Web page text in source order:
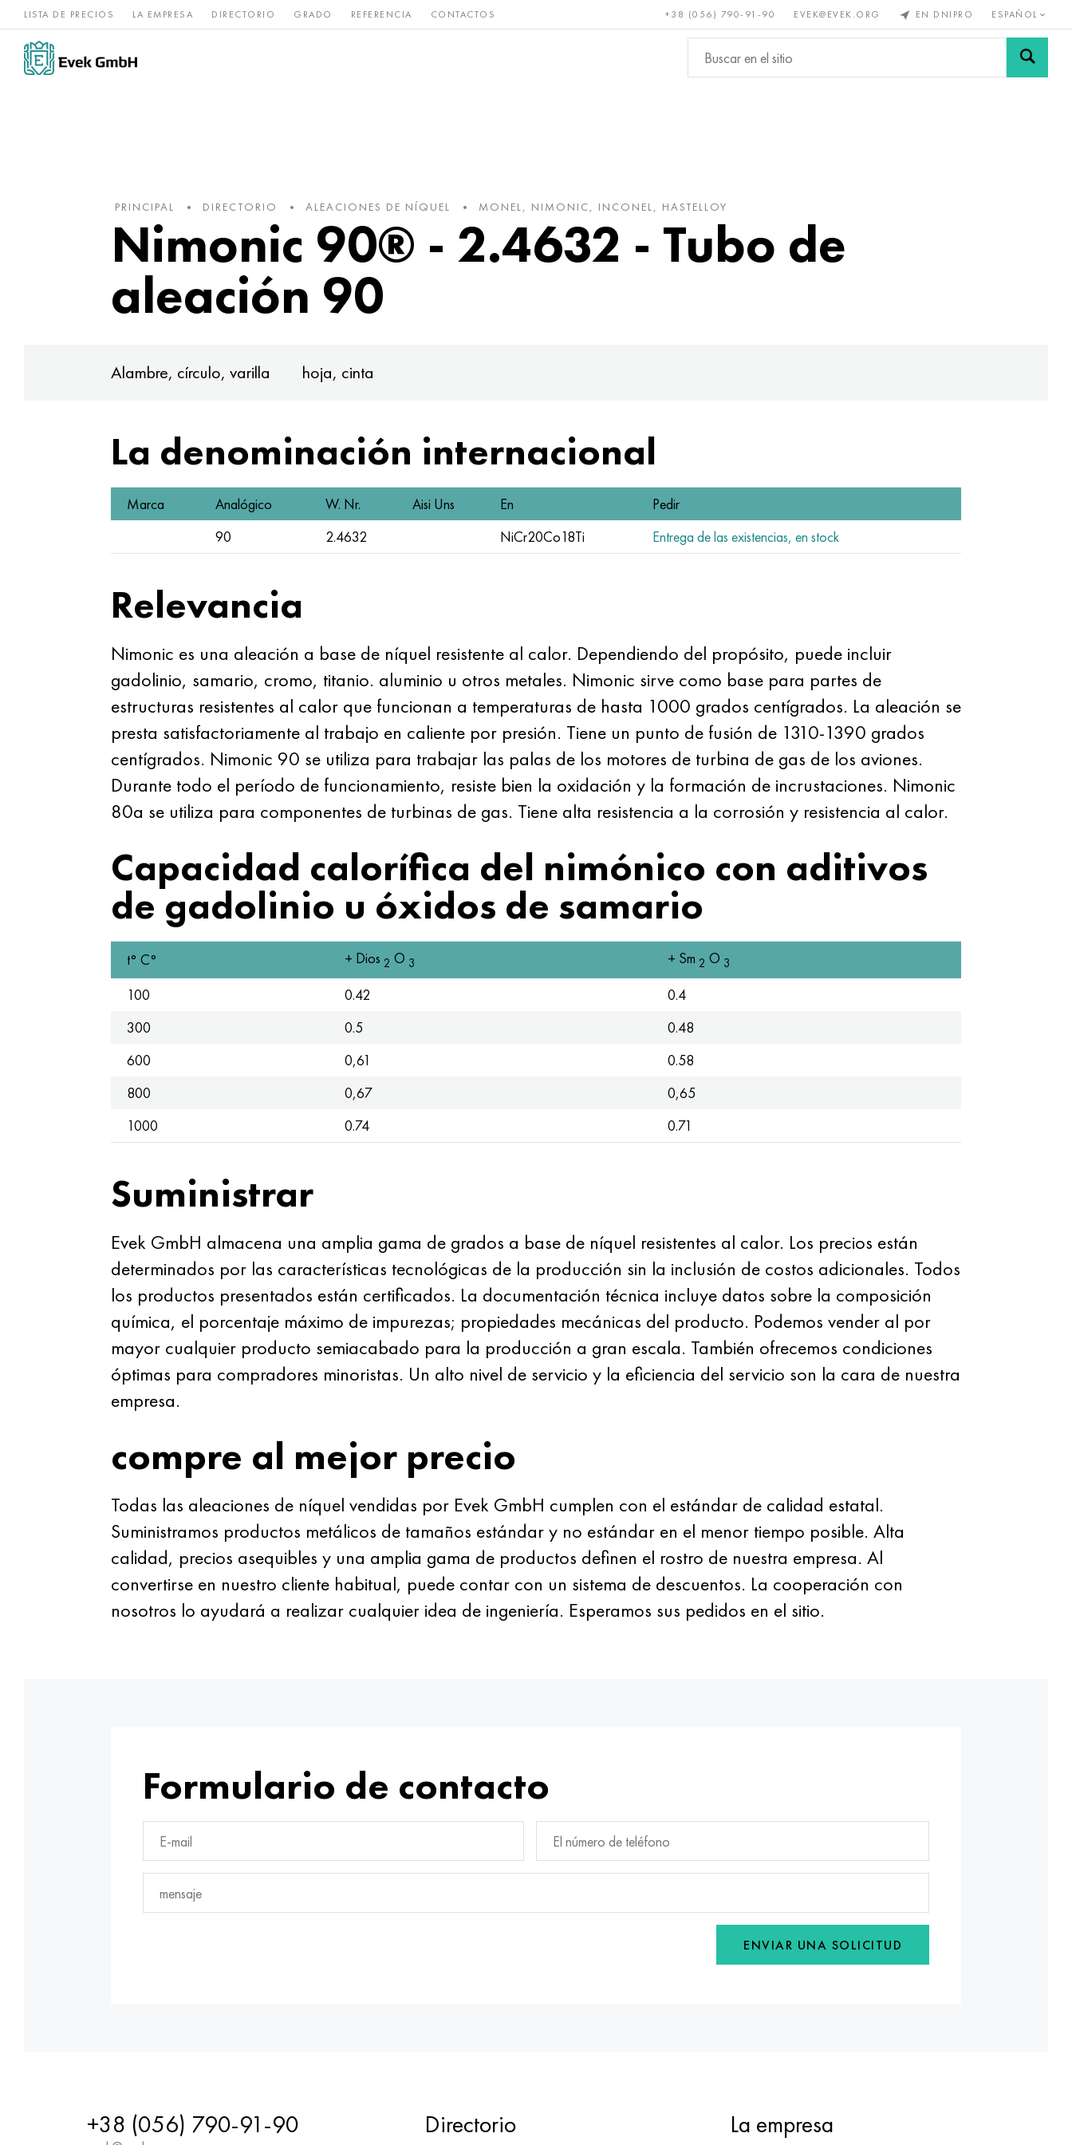
LISTA DE PRECIOS LA EMPRESA DIRECTORIO GRADO REFERENCIA CONTACTOS +38 (056) 790-91-90 EVEK@EVEK.ORG EN DNIPRO ESPAÑOL
Aleaciones de
níquel
acero Raro y Bronce, cobre, Metales no
ferrosos
Aleación de Mallas y
PRINCIPAL DIRECTORIO ALEACIONES DE NÍQUEL MONEL, NIMONIC, INCONEL, HASTELLOY
Nimonic 90® - 2.4632 - Tubo de
aleación 90
Alambre, círculo, varilla hoja, cinta
La denominación internacional
Marca Analógico W. Nr. Aisi Uns En
Pedir
90
2.4632 NiCr20Co18Ti Entrega de las existencias, en stock
Relevancia
Nimonic es una aleación a base de níquel resistente al calor. Dependiendo del propósito, puede incluir
gadolinio, samario, cromo, titanio. aluminio u otros metales. Nimonic sirve como base para partes de
estructuras resistentes al calor que funcionan a temperaturas de hasta 1000 grados centígrados. La aleación se
presta satisfactoriamente al trabajo en caliente por presión. Tiene un punto de fusión de 1310-1390 grados
centígrados. Nimonic 90 se utiliza para trabajar las palas de los motores de turbina de gas de los aviones.
Durante todo el período de funcionamiento, resiste bien la oxidación y la formación de incrustaciones. Nimonic
80a se utiliza para componentes de turbinas de gas. Tiene alta resistencia a la corrosión y resistencia al calor.
Capacidad calorífica del nimónico con aditivos
de gadolinio u óxidos de samario
t° С° + Dios 2 O 3 + Sm 2 O 3
100 0.42
0.4
300
0.5
0.48
600
0,61
0.58
800
0,67
0,65
1000
0.74 0.71
Suministrar
Evek GmbH almacena una amplia gama de grados a base de níquel resistentes al calor. Los precios están
determinados por las características tecnológicas de la producción sin la inclusión de costos adicionales. Todos
los productos presentados están certificados. La documentación técnica incluye datos sobre la composición
química, el porcentaje máximo de impurezas; propiedades mecánicas del producto. Podemos vender al por
mayor cualquier producto semiacabado para la producción a gran escala. También ofrecemos condiciones
óptimas para compradores minoristas. Un alto nivel de servicio y la eficiencia del servicio son la cara de nuestra
empresa.
compre al mejor precio
Todas las aleaciones de níquel vendidas por Evek GmbH cumplen con el estándar de calidad estatal.
Suministramos productos metálicos de tamaños estándar y no estándar en el menor tiempo posible. Alta
calidad, precios asequibles y una amplia gama de productos definen el rostro de nuestra empresa. Al
convertirse en nuestro cliente habitual, puede contar con un sistema de descuentos. La cooperación con
nosotros lo ayudará a realizar cualquier idea de ingeniería. Esperamos sus pedidos en el sitio.
Formulario de contacto
ENVIAR UNA SOLICITUD
+38 (056) 790-91-90 Directorio La empresa